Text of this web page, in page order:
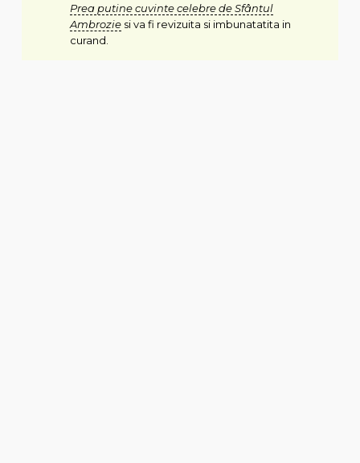
Prea putine cuvinte celebre de Sfântul
Ambroziesi va fi revizuita si imbunatatita in
curand.